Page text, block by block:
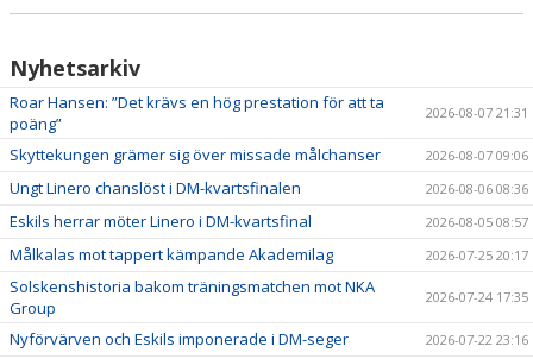
Nyhetsarkiv
Roar Hansen: ”Det krävs en hög prestation för att ta
poäng”
2026-08-07 21:31
Skyttekungen grämer sig över missade målchanser 2026-08-07 09:06
Ungt Linero chanslöst i DM-kvartsfinalen 2026-08-06 08:36
Eskils herrar möter Linero i DM-kvartsfinal 2026-08-05 08:57
Målkalas mot tappert kämpande Akademilag 2026-07-25 20:17
Solskenshistoria bakom träningsmatchen mot NKA
Group
2026-07-24 17:35
Nyförvärven och Eskils imponerade i DM-seger 2026-07-22 23:16